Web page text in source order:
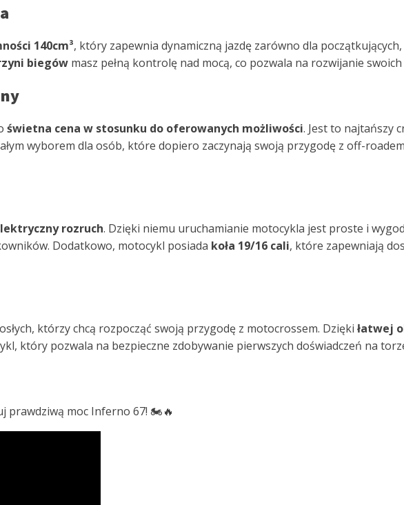
140cm³, który zapewnia dynamiczną jazdę zarówno dla
biegów masz pełną kontrolę nad mocą, co pozwala na rozwijanie
świetna cena w stosunku do oferowanych możliwości. Jest to najtańszy
wyborem dla osób, które dopiero zaczynają swoją przygodę z off-
rozruch. Dzięki niemu uruchamianie motocykla jest proste i
Dodatkowo, motocykl posiada koła 19/16 cali, które zapewniają
którzy chcą rozpocząć swoją przygodę z motocrossem. Dzięki łatwej
który pozwala na bezpieczne zdobywanie pierwszych doświadczeń na
prawdziwą moc Inferno 67! 🏍️🔥